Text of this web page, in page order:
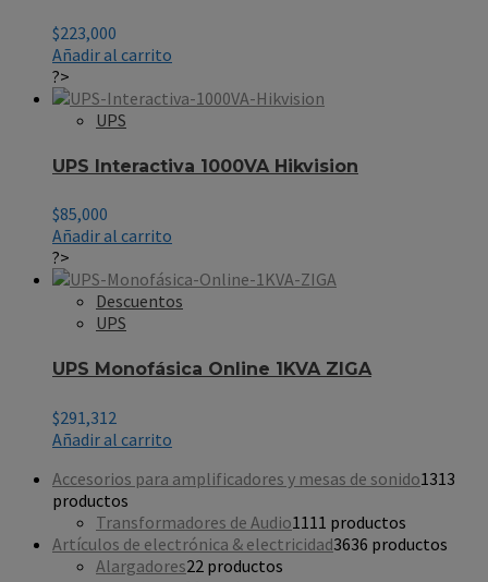
$223,000
Añadir al carrito
?>
UPS
UPS Interactiva 1000VA Hikvision
$85,000
Añadir al carrito
?>
Descuentos
UPS
UPS Monofásica Online 1KVA ZIGA
$291,312
Añadir al carrito
Accesorios para amplificadores y mesas de sonido1313
productos
Transformadores de Audio11 11 productos
Artículos de electrónica & electricidad3636 productos
Alargadores22 productos